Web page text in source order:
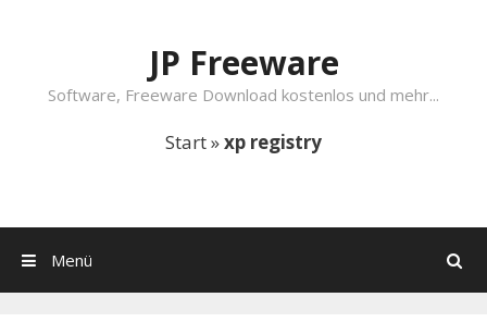
JP Freeware
Software, Freeware Download kostenlos und mehr...
Start»xp registry
Suchen
Menü